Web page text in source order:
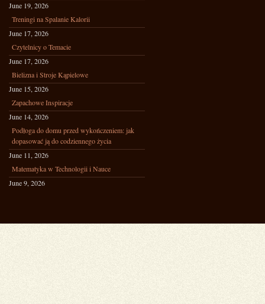
June 19, 2026
Treningi na Spalanie Kalorii
June 17, 2026
Czytelnicy o Temacie
June 17, 2026
Bielizna i Stroje Kąpielowe
June 15, 2026
Zapachowe Inspiracje
June 14, 2026
Podłoga do domu przed wykończeniem: jak
dopasować ją do codziennego życia
June 11, 2026
Matematyka w Technologii i Nauce
June 9, 2026